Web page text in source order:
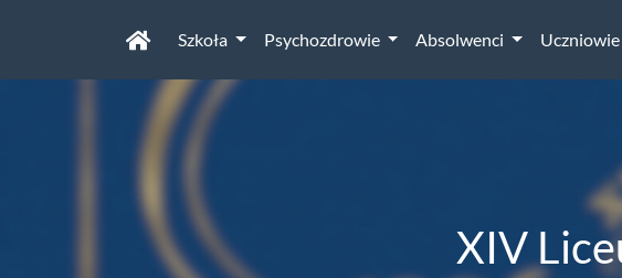
Szkoła Psychozdrowie Absolwenci Uczniowie
XIV